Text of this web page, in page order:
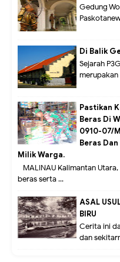
Gedung
Di Balik
Sejarah
merupakan
Pastikan
Beras Di
0910-07/
Beras
Milik Warga.
MALINAU Kalimantan
beras serta ...
ASAL
BIRU
Cerita ini
dan